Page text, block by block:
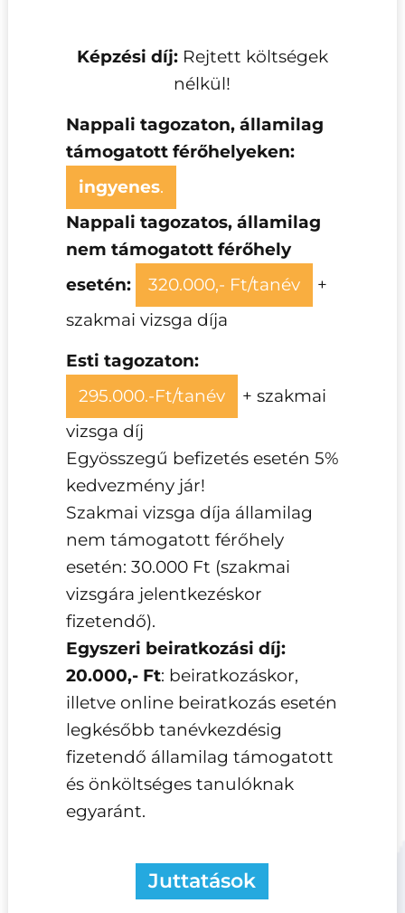
Képzési díj:Rejtett költségek
nélkül!
Nappali tagozaton, államilag
támogatott férőhelyeken:
ingyenes.
Nappali tagozatos, államilag
nem támogatott férőhely
esetén:
320.000,- Ft/tanév
+
szakmai vizsga díja
Esti tagozaton:
295.000.-Ft/tanév
+ szakmai
vizsga díj
Egyösszegű befizetés esetén 5%
kedvezmény jár!
Szakmai vizsga díja államilag
nem támogatott férőhely
esetén: 30.000 Ft (szakmai
vizsgára jelentkezéskor
fizetendő).
Egyszeri beiratkozási díj:
20.000,- Ft: beiratkozáskor,
illetve online beiratkozás esetén
legkésőbb tanévkezdésig
fizetendő államilag támogatott
és önköltséges tanulóknak
egyaránt.
Juttatások